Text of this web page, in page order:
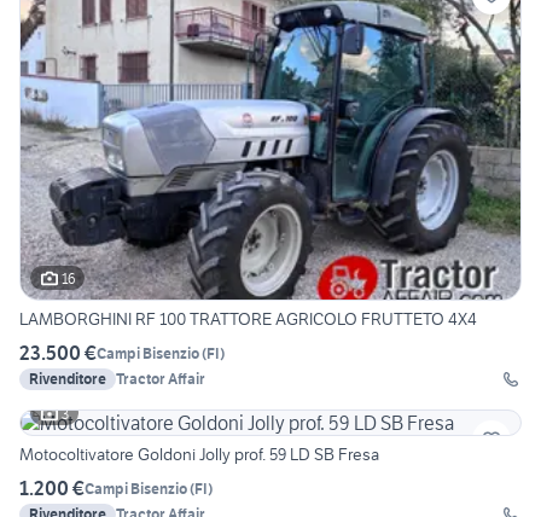
16
LAMBORGHINI RF 100 TRATTORE AGRICOLO FRUTTETO 4X4
23.500 €Campi Bisenzio(FI)
Rivenditore Tractor Affair
3
Motocoltivatore Goldoni Jolly prof. 59 LD SB Fresa
1.200 €Campi Bisenzio(FI)